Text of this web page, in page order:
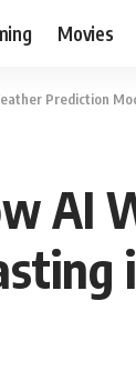
Movies
Weather Prediction